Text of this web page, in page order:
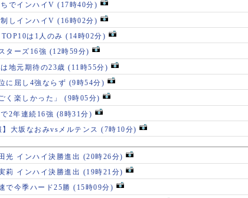
でインハイV (17時40分)
しインハイV (16時02分)
は1人のみ (14時02分)
ターズ16強 (12時59分)
地元期待の23歳 (11時55分)
に屈し4強ならず (9時54分)
く楽しかった」 (9時05分)
2年連続16強 (8時31分)
】大坂なおみvsメルテンス (7時10分)
光 インハイ決勝進出 (20時26分)
莉 インハイ決勝進出 (19時21分)
で今季ハード25勝 (15時09分)